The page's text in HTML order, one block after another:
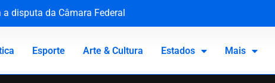
disputa da Câmara Federal
e importunação sexual
do abuso escolar
de segurança e não gera dano moral
Esporte Arte & Cultura Estados Mais